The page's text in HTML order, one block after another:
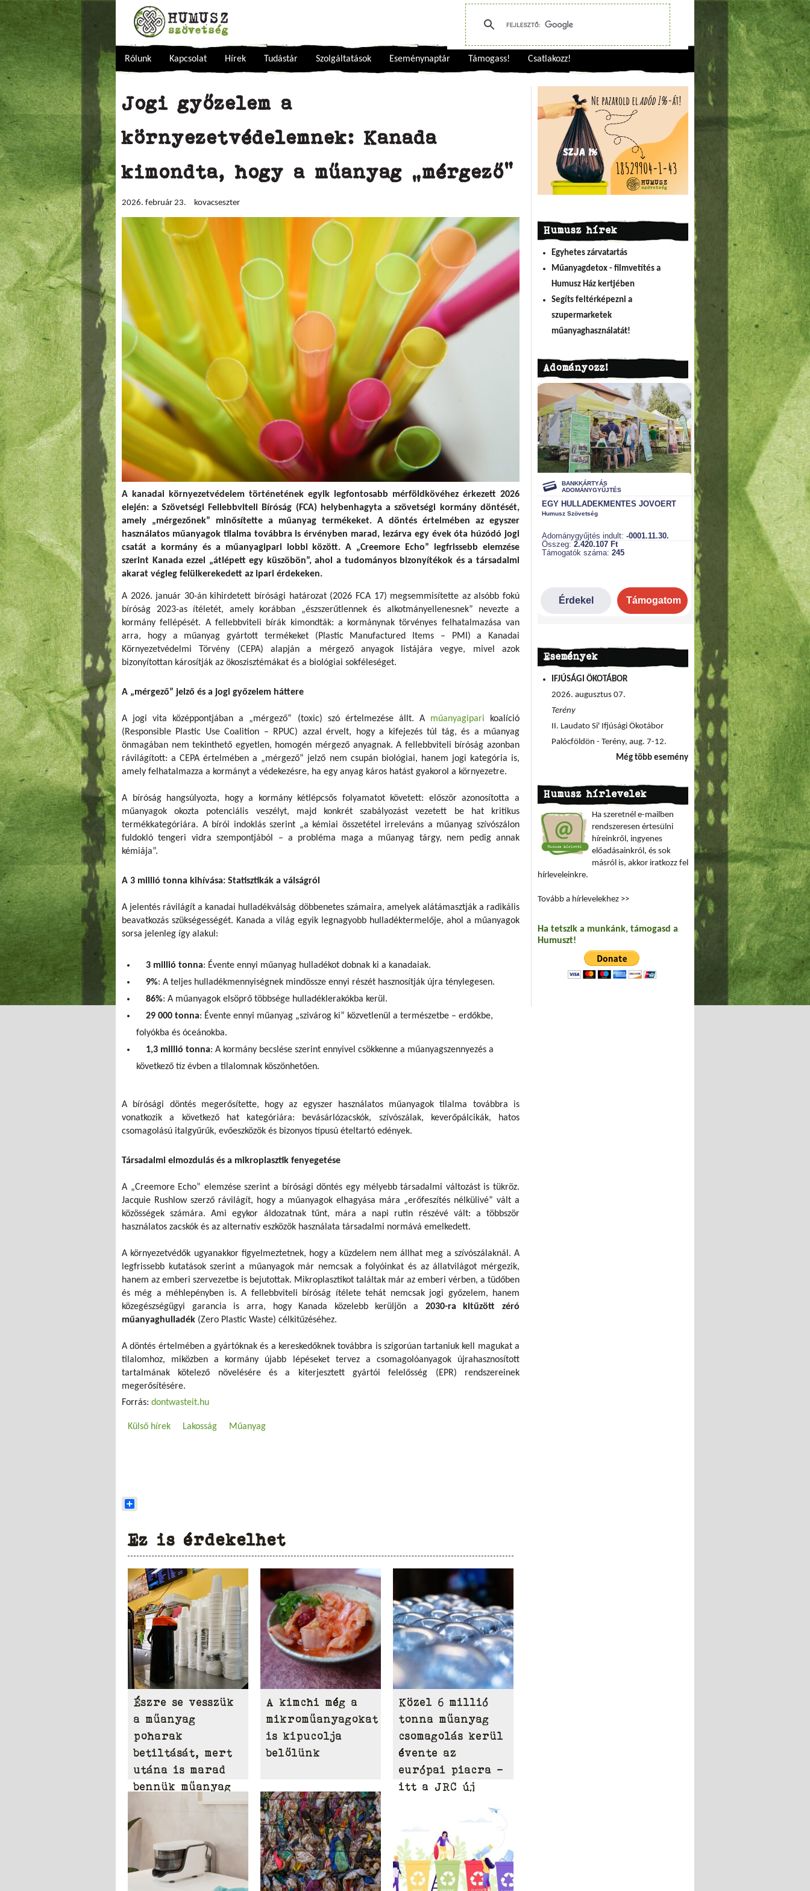
Rólunk Kapcsolat Hírek Tudástár Szolgáltatások Eseménynaptár Támogass! Csatlakozz!
Jogi győzelem a
környezetvédelemnek: Kanada
kimondta, hogy a műanyag „mérgező”
2026. február 23. kovacseszter
A kanadai környezetvédelem történetének egyik legfontosabb mérföldkövéhez érkezett 2026
elején: a Szövetségi Fellebbviteli Bíróság (FCA) helybenhagyta a szövetségi kormány döntését,
amely „mérgezőnek” minősítette a műanyag termékeket. A döntés értelmében az egyszer
használatos műanyagok tilalma továbbra is érvényben marad, lezárva egy évek óta húzódó jogi
csatát a kormány és a műanyagipari lobbi között. A „Creemore Echo” legfrissebb elemzése
szerint Kanada ezzel „átlépett egy küszöbön”, ahol a tudományos bizonyítékok és a társadalmi
akarat végleg felülkerekedett az ipari érdekeken.
A 2026. január 30-án kihirdetett bírósági határozat (2026 FCA 17) megsemmisítette az alsóbb fokú
bíróság 2023-as ítéletét, amely korábban „észszerűtlennek és alkotmányellenesnek” nevezte a
kormány fellépését. A fellebbviteli bírák kimondták: a kormánynak törvényes felhatalmazása van
arra, hogy a műanyag gyártott termékeket (Plastic Manufactured Items – PMI) a Kanadai
Környezetvédelmi Törvény (CEPA) alapján a mérgező anyagok listájára vegye, mivel azok
bizonyítottan károsítják az ökoszisztémákat és a biológiai sokféleséget.
A „mérgező” jelző és a jogi győzelem háttere
A jogi vita középpontjában a „mérgező” (toxic) szó értelmezése állt. A műanyagipari koalíció
(Responsible Plastic Use Coalition – RPUC) azzal érvelt, hogy a kifejezés túl tág, és a műanyag
önmagában nem tekinthető egyetlen, homogén mérgező anyagnak. A fellebbviteli bíróság azonban
rávilágított: a CEPA értelmében a „mérgező” jelző nem csupán biológiai, hanem jogi kategória is,
amely felhatalmazza a kormányt a védekezésre, ha egy anyag káros hatást gyakorol a környezetre.
A bíróság hangsúlyozta, hogy a kormány kétlépcsős folyamatot követett: először azonosította a
műanyagok okozta potenciális veszélyt, majd konkrét szabályozást vezetett be hat kritikus
termékkategóriára. A bírói indoklás szerint „a kémiai összetétel irreleváns a műanyag szívószálon
fuldokló tengeri vidra szempontjából – a probléma maga a műanyag tárgy, nem pedig annak
kémiája”.
A 3 millió tonna kihívása: Statisztikák a válságról
A jelentés rávilágít a kanadai hulladékválság döbbenetes számaira, amelyek alátámasztják a radikális
beavatkozás szükségességét. Kanada a világ egyik legnagyobb hulladéktermelője, ahol a műanyagok
sorsa jelenleg így alakul:
3 millió tonna: Évente ennyi műanyag hulladékot dobnak ki a kanadaiak.
9%: A teljes hulladékmennyiségnek mindössze ennyi részét hasznosítják újra ténylegesen.
86%: A műanyagok elsöprő többsége hulladéklerakókba kerül.
29 000 tonna: Évente ennyi műanyag „szivárog ki” közvetlenül a természetbe – erdőkbe,
folyókba és óceánokba.
1,3 millió tonna: A kormány becslése szerint ennyivel csökkenne a műanyagszennyezés a
következő tíz évben a tilalomnak köszönhetően.
A bírósági döntés megerősítette, hogy az egyszer használatos műanyagok tilalma továbbra is
vonatkozik a következő hat kategóriára: bevásárlózacskók, szívószálak, keverőpálcikák, hatos
csomagolású italgyűrűk, evőeszközök és bizonyos típusú ételtartó edények.
Társadalmi elmozdulás és a mikroplasztik fenyegetése
A „Creemore Echo” elemzése szerint a bírósági döntés egy mélyebb társadalmi változást is tükröz.
Jacquie Rushlow szerző rávilágít, hogy a műanyagok elhagyása mára „erőfeszítés nélkülivé” vált a
közösségek számára. Ami egykor áldozatnak tűnt, mára a napi rutin részévé vált: a többször
használatos zacskók és az alternatív eszközök használata társadalmi normává emelkedett.
A környezetvédők ugyanakkor figyelmeztetnek, hogy a küzdelem nem állhat meg a szívószálaknál. A
legfrissebb kutatások szerint a műanyagok már nemcsak a folyóinkat és az állatvilágot mérgezik,
hanem az emberi szervezetbe is bejutottak. Mikroplasztikot találtak már az emberi vérben, a tüdőben
és még a méhlepényben is. A fellebbviteli bíróság ítélete tehát nemcsak jogi győzelem, hanem
közegészségügyi garancia is arra, hogy Kanada közelebb kerüljön a 2030-ra kitűzött zéró
műanyaghulladék (Zero Plastic Waste) célkitűzéséhez.
A döntés értelmében a gyártóknak és a kereskedőknek továbbra is szigorúan tartaniuk kell magukat a
tilalomhoz, miközben a kormány újabb lépéseket tervez a csomagolóanyagok újrahasznosított
tartalmának kötelező növelésére és a kiterjesztett gyártói felelősség (EPR) rendszereinek
megerősítésére.
Forrás: dontwasteit.hu
Külső hírek Lakosság Műanyag
Ez is érdekelhet
Észre se vesszük
a műanyag
poharak
betiltását, mert
utána is marad
bennük műanyag
A kimchi még a
mikroműanyagokat
is kipucolja
belőlünk
Közel 6 millió
tonna műanyag
csomagolás kerül
évente az
európai piacra –
itt a JRC új
ellenőrzi a
tagállami
adatszolgáltatást
Humusz hírek
Egyhetes zárvatartás
Műanyagdetox - filmvetítés a
Humusz Ház kertjében
Segíts feltérképezni a
szupermarketek
műanyaghasználatát!
Adományozz!
Események
IFJÚSÁGI ÖKOTÁBOR
2026. augusztus 07.
Terény
II. Laudato Si' Ifjúsági Ökotábor
Palócföldön - Terény, aug. 7-12.
Még több esemény
Humusz hírlevelek
Ha szeretnél e-mailben
rendszeresen értesülni
híreinkről, ingyenes
előadásainkról, és sok
másról is, akkor iratkozz fel
hírleveleinkre.
Tovább a hírlevelekhez >>
Ha tetszik a munkánk, támogasd a
Humuszt!